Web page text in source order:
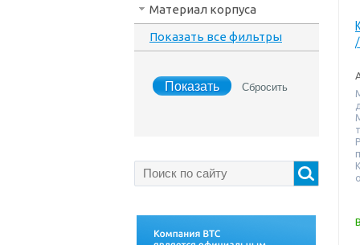
Материал корпуса
Показать все фильтры